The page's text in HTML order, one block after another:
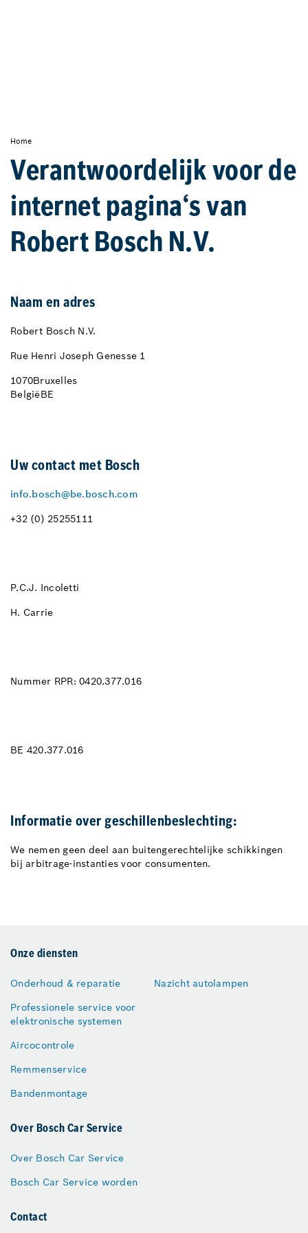
Home
Verantwoordelijk voor de
internet pagina‘s van
Robert Bosch N.V.
Naam en adres
Robert Bosch N.V.
Rue Henri Joseph Genesse 1
1070Bruxelles
BelgiëBE
Uw contact met Bosch
info.bosch@be.bosch.com
+32 (0) 25255111
P.C.J. Incoletti
H. Carrie
Nummer RPR: 0420.377.016
BE 420.377.016
Informatie over geschillenbeslechting:
We nemen geen deel aan buitengerechtelijke schikkingen
bij arbitrage-instanties voor consumenten.
Onze diensten
Onderhoud & reparatie
Professionele service voor
elektronische systemen
Aircocontrole
Remmenservice
Bandenmontage
Nazicht autolampen
Over Bosch Car Service
Over Bosch Car Service
Bosch Car Service worden
Contact